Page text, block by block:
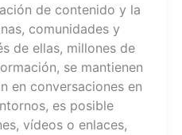
de contenido y la
comunidades y
de ellas, millones de
se mantienen
en conversaciones en
es posible
vídeos o enlaces,